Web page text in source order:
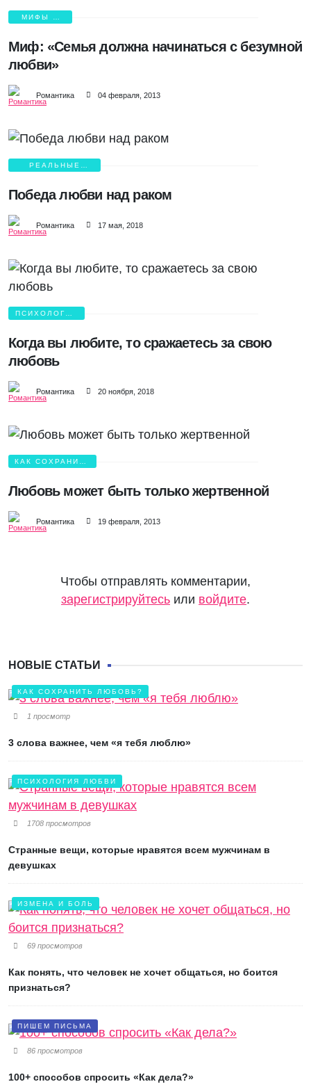
МИФЫ О
Миф: «Семья должна начинаться с безумной
любви»
Романтика 04 февраля, 2013
РЕАЛЬНЫЕ
Победа любви над раком
Романтика 17 мая, 2018
ПСИХОЛОГИЯ
Когда вы любите, то сражаетесь за свою
любовь
Романтика 20 ноября, 2018
КАК СОХРАНИТЬ
Любовь может быть только жертвенной
Романтика 19 февраля, 2013
Чтобы отправлять комментарии,
зарегистрируйтесь или войдите.
НОВЫЕ СТАТЬИ
КАК СОХРАНИТЬ ЛЮБОВЬ?
1 просмотр
3 слова важнее, чем «я тебя люблю»
ПСИХОЛОГИЯ ЛЮБВИ
1708 просмотров
Странные вещи, которые нравятся всем мужчинам в
девушках
ИЗМЕНА И БОЛЬ
69 просмотров
Как понять, что человек не хочет общаться, но боится
признаться?
ПИШЕМ ПИСЬМА
86 просмотров
100+ способов спросить «Как дела?»